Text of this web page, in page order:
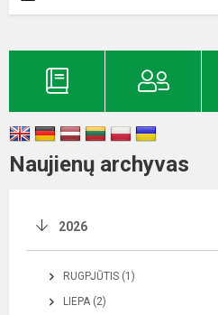
Naujienų archyvas
2026
RUGPJŪTIS (1)
LIEPA (2)